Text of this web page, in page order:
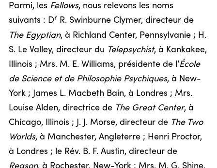
Parmi, les Fellows, nous relevons les noms
suivants : Dr R. Swinburne Clymer, directeur de
The Egyptian, à Richland Center, Pennsylvanie ; H.
S. Le Valley, directeur du Telepsychist, à Kankakee,
Illinois ; Mrs. M. E. Williams, présidente de l’École
de Science et de Philosophie Psychiques, à New-
York ; James L. Macbeth Bain, à Londres ; Mrs.
Louise Alden, directrice de The Great Center, à
Chicago, Illinois ; J. J. Morse, directeur de The Two
Worlds, à Manchester, Angleterre ; Henri Proctor,
à Londres ; le Rév. B. F. Austin, directeur de
Reason, à Rochester, New-York ; Mrs. M. G. Shine,